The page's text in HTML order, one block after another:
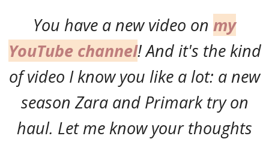
You have a new video on my
YouTube channel! And it's the kind
of video I know you like a lot: a new
season Zara and Primark try on
haul. Let me know your thoughts